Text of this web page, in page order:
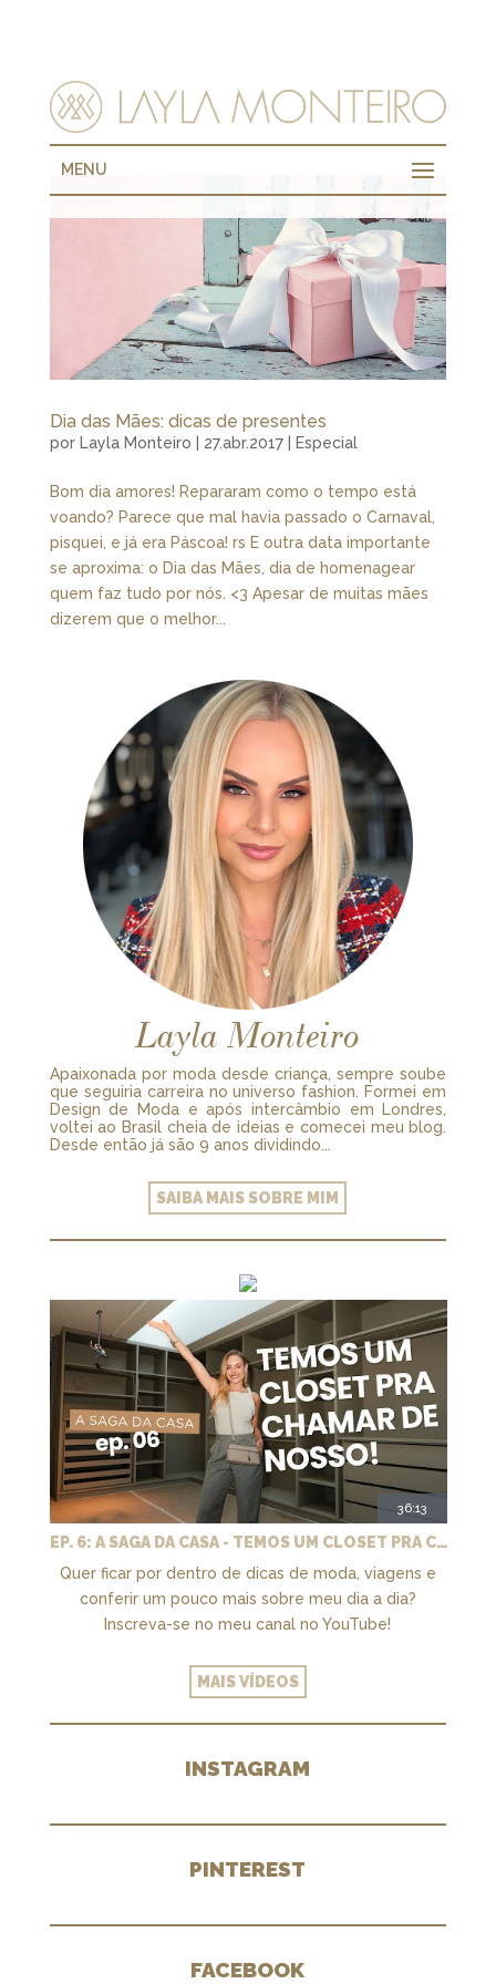
MENU
Dia das Mães: dicas de presentes
por Layla Monteiro 27.abr.2017| Especial
Bom dia amores! Repararam como o tempo está
voando? Parece que mal havia passado o Carnaval,
pisquei, e já era Páscoa! rs E outra data importante
se aproxima: o Dia das Mães, dia de homenagear
quem faz tudo por nós. <3 Apesar de muitas mães
dizerem que o melhor...
Layla Monteiro
Apaixonada por moda desde criança, sempre soube
que seguiria carreira no universo fashion. Formei em
Design de Moda e após intercâmbio em Londres,
voltei ao Brasil cheia de ideias e comecei meu blog.
Desde então já são 9 anos dividindo...
SAIBA MAIS SOBRE MIM
36:13
EP. 6: A SAGA DA CASA - TEMOS UM CLOSET PRA CHAMAR DE NOSSO + MARCENARIA E PAISAGISMO
Quer ficar por dentro de dicas de moda, viagens e
conferir um pouco mais sobre meu dia a dia?
Inscreva-se no meu canal no YouTube!
MAIS VÍDEOS
INSTAGRAM
PINTEREST
FACEBOOK